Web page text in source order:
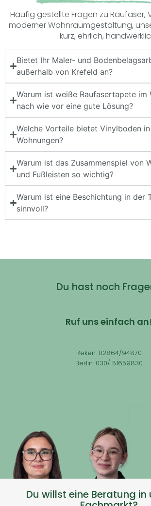
Häufig gestellte Fragen zu Raufaser,
moderner Wohnraumgestaltung,
kurz, ehrlich,
Bietet Ihr Maler- und
außerhalb von Krefeld an?
Warum ist weiße Raufasertapete im
nach wie vor eine gute Lösung?
Welche Vorteile bietet Vinylboden
Wohnungen?
Warum ist das Zusammenspiel von
und Fußleisten so wichtig?
Warum ist eine Beschichtung in der
sinnvoll?
Du hast noch
Ruf uns einfach an!
Reken: 02864/94870
Berlin: 030/ 51659830
Du willst eine Beratung in